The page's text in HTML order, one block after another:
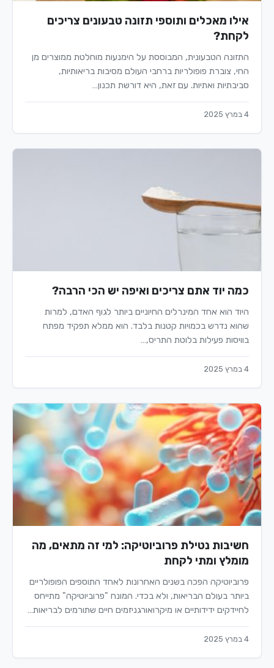
אילו מאכלים ותוספי תזונה טבעונים צריכים
לקחת?
התזונה הטבעונית, המבוססת על הימנעות מוחלטת ממוצרים מן
החי, צוברת פופולריות ברחבי העולם מסיבות בריאותיות,
סביבתיות ואתיות. עם זאת, היא דורשת תכנון…
4 במרץ 2025
כמה יוד אתם צריכים ואיפה יש הכי הרבה?
היוד הוא אחד המינרלים החיוניים ביותר לגוף האדם, למרות
שהוא נדרש בכמויות קטנות בלבד. הוא ממלא תפקיד מפתח
בוויסות פעילות בלוטת התריס,…
4 במרץ 2025
חשיבות נטילת פרוביוטיקה: למי זה מתאים, מה
מומלץ ומתי לקחת
פרוביוטיקה הפכה בשנים האחרונות לאחד התוספים הפופולריים
ביותר בעולם הבריאות, ולא בכדי. המונח "פרוביוטיקה" מתייחס
לחיידקים ידידותיים או מיקרואורגניזמים חיים שתורמים לבריאות…
4 במרץ 2025